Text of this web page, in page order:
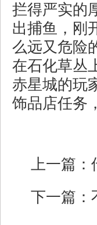
拦得严实的
出捕鱼，刚
么远又危险
在石化草丛
赤星城的玩
饰品店任务
上一篇：
下一篇：